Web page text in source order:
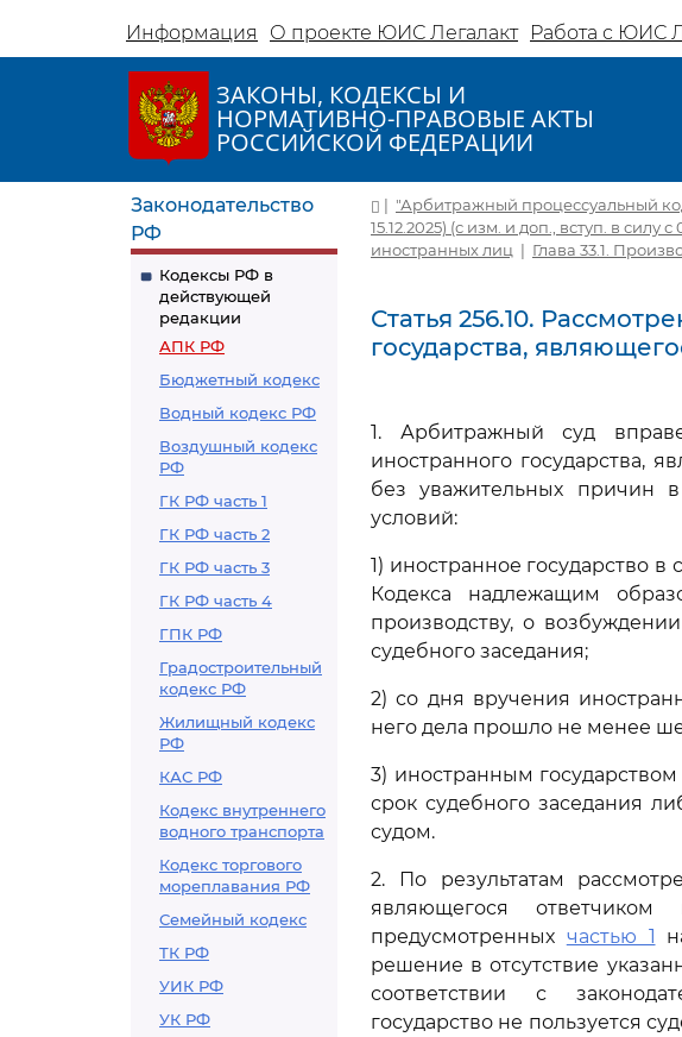
Информация О проекте ЮИС Легалакт Работа с ЮИС
ЗАКОНЫ, КОДЕКСЫ И
НОРМАТИВНО-ПРАВОВЫЕ АКТЫ
РОССИЙСКОЙ ФЕДЕРАЦИИ
Законодательство
РФ
Кодексы РФ в
действующей
редакции
АПК РФ
Бюджетный кодекс
Водный кодекс РФ
Воздушный кодекс
РФ
ГК РФ часть 1
ГК РФ часть 2
ГК РФ часть 3
ГК РФ часть 4
ГПК РФ
Градостроительный
кодекс РФ
Жилищный кодекс
РФ
КАС РФ
Кодекс внутреннего
водного транспорта
Кодекс торгового
мореплавания РФ
Семейный кодекс
ТК РФ
УИК РФ
УК РФ
| "Арбитражный процессуальный
15.12.2025) (с изм. и доп., вступ. в силу с
иностранных лиц | Глава 33.1.
Статья 256.10.
государства,
1. Арбитражный суд
иностранного государства,
без уважительных причин
условий:
1) иностранное государство
Кодекса надлежащим
производству, о
судебного заседания;
2) со дня вручения
него дела прошло не менее
3) иностранным
срок судебного заседания
судом.
2. По результатам
являющегося
предусмотренных частью 1
решение в отсутствие
соответствии с
государство не пользуется